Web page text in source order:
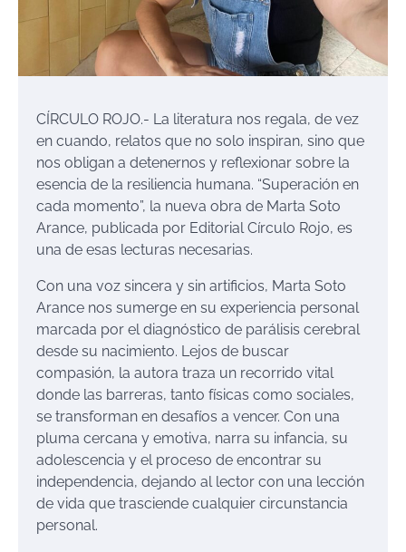
CÍRCULO ROJO.- La literatura nos regala, de vez
en cuando, relatos que no solo inspiran, sino que
nos obligan a detenernos y reflexionar sobre la
esencia de la resiliencia humana. “Superación en
cada momento”, la nueva obra de Marta Soto
Arance, publicada por Editorial Círculo Rojo, es
una de esas lecturas necesarias.
Con una voz sincera y sin artificios, Marta Soto
Arance nos sumerge en su experiencia personal
marcada por el diagnóstico de parálisis cerebral
desde su nacimiento. Lejos de buscar
compasión, la autora traza un recorrido vital
donde las barreras, tanto físicas como sociales,
se transforman en desafíos a vencer. Con una
pluma cercana y emotiva, narra su infancia, su
adolescencia y el proceso de encontrar su
independencia, dejando al lector con una lección
de vida que trasciende cualquier circunstancia
personal.